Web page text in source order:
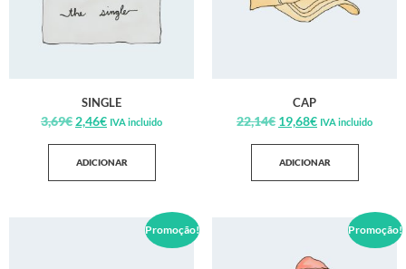
SINGLE
3,69€ 2,46€ IVA incluido
ADICIONAR
CAP
22,14€ 19,68€ IVA incluido
ADICIONAR
Promoção! Promoção!